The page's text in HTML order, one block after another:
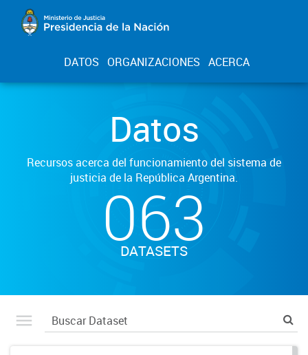
DATOS ORGANIZACIONES ACERCA
Datos
Recursos acerca del funcionamiento del sistema de
justicia de la República Argentina.
063
DATASETS